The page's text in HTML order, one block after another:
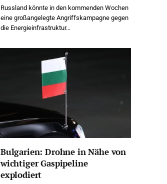
Russland könnte in den kommenden Wochen
eine großangelegte Angriffskampagne gegen
die Energieinfrastruktur…
Bulgarien: Drohne in Nähe von
wichtiger Gaspipeline
explodiert